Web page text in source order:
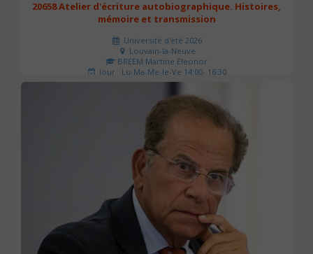
20658 Atelier d'écriture autobiographique. Histoires,
mémoire et transmission
Université d'été 2026
Louvain-la-Neuve
BREEM Martine Eleonor
Jour : Lu-Ma-Me-Je-Ve 14:00- 16:30
Nombre de séances : 3